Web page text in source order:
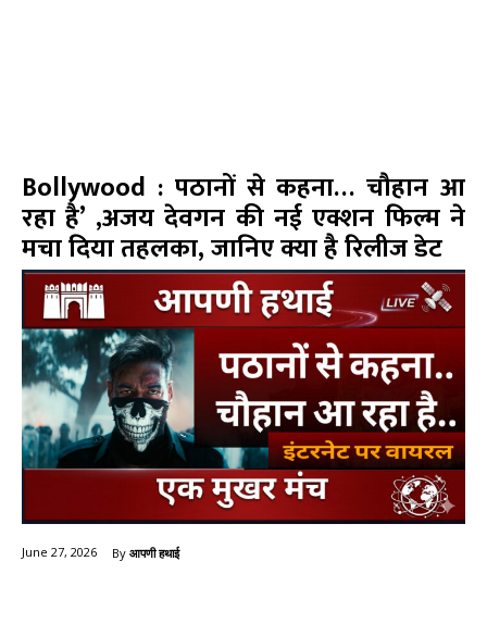
Bollywood : पठानों से कहना… चौहान आ
रहा है’ ,अजय देवगन की नई एक्शन फिल्म ने
मचा दिया तहलका, जानिए क्या है रिलीज डेट
June 27, 2026 By आपणी हथाई